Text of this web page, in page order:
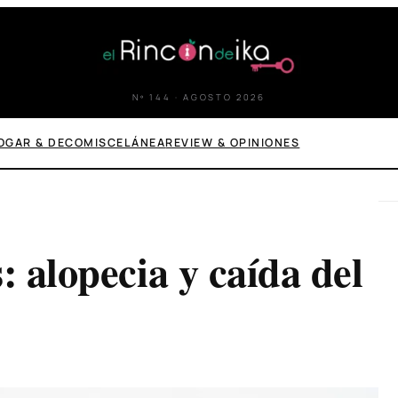
Nº 144 · AGOSTO 2026
& DECOMISCELÁNEAREVIEW & OPINIONES
alopecia y caída del